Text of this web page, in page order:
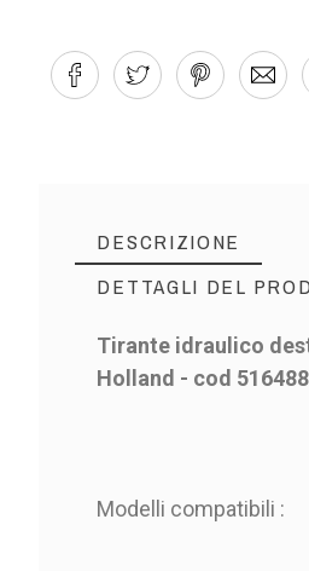
DESCRIZIONE
DETTAGLI DEL
Tirante idraulico
Holland - cod
Modelli compatibili :